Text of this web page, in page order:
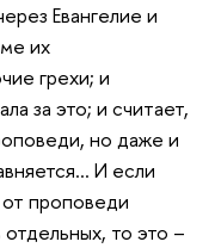
Евангелие и
их
грехи; и
за это; и считает,
но даже и
И если
проповеди
отдельных, то это –